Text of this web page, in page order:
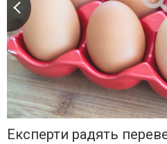
Експерти радять